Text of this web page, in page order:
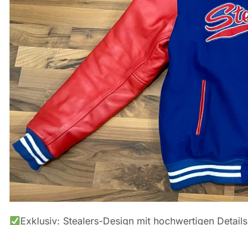
Exklusiv: Stealers-Design mit hochwertigen Details